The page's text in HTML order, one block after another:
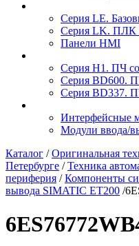
Серия LE.
Серия LK. ПЛК
Панели HMI
Серия H1. ПЧ
Серия BD600.
Серия BD337.
Интерфейсные
Модули ввода/
Каталог / Оригинальная
Петербурге / Техника
периферия / Компоненты
вывода SIMATIC ET200 /